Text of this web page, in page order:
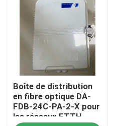
Vidéos
Au sujet de nous
Visite d'usine
Contrôle de qualité
Boîte de distribution
en fibre optique DA-
FDB-24C-PA-2-X pour
les réseaux FTTH